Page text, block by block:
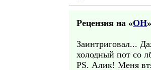
Рецензия на «ОН
Заинтриговал...
холодный пот со
PS. Алик! Меня